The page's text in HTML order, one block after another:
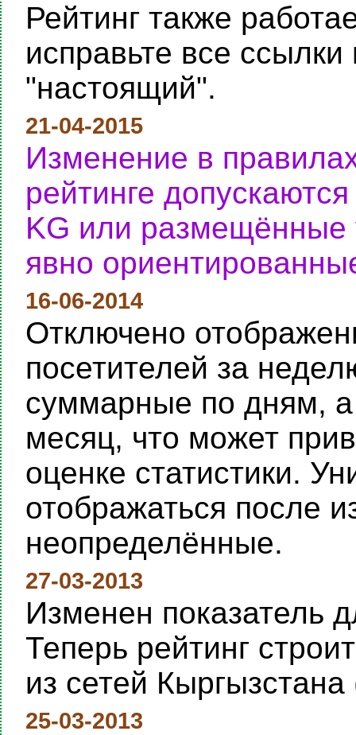
Рейтинг также
исправьте все
"настоящий".
21-04-2015
Изменение в
рейтинге
KG или размещённые
явно
16-06-2014
Отключено
посетителей за
суммарные по дням,
месяц, что может
оценке статистики.
отображаться после
неопределённые.
27-03-2013
Изменен показатель
Теперь рейтинг
из сетей
25-03-2013